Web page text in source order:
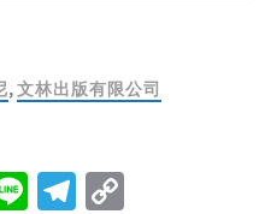
,文林出版有限公司
LineTelegram